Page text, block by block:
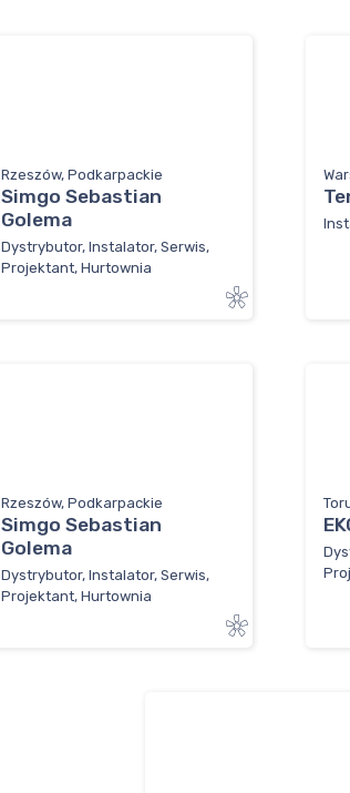
Rzeszów, Podkarpackie
Simgo Sebastian
Golema
Dystrybutor, Instalator, Serwis,
Projektant, Hurtownia
Rzeszów, Podkarpackie
Simgo Sebastian
Golema
Dystrybutor, Instalator, Serwis,
Projektant, Hurtownia